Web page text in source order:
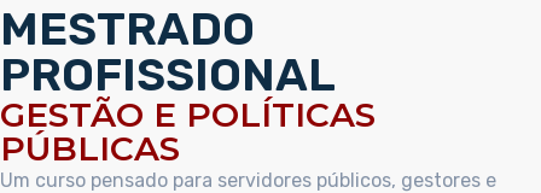
MESTRADO
PROFISSIONAL
GESTÃO E POLÍTICAS
PÚBLICAS
Um curso pensado para servidores públicos, gestores e